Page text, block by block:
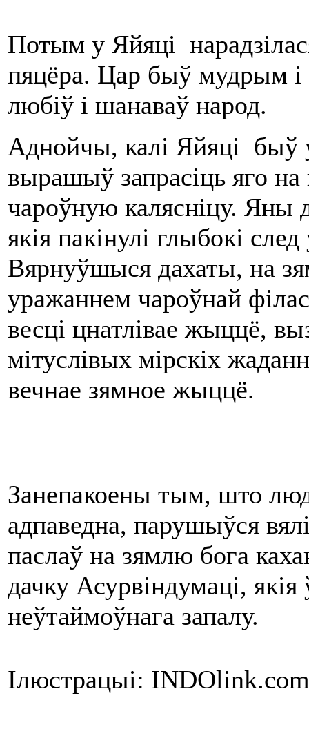
Потым у Яйяці
пяцёра. Цар быў мудрым і
любіў і шанаваў народ.
Аднойчы, калі Яйяці быў
вырашыў запрасіць яго на
чароўную калясніцу. Яны
якія пакінулі глыбокі
Вярнуўшыся дахаты, на
уражаннем чароўнай
весці цнатлівае жыццё,
мітуслівых мірскіх
вечнае зямное жыццё.
Занепакоены тым, што
адпаведна, парушыўся
паслаў на зямлю бога
дачку Асурвіндумаці,
неўтаймоўнага запалу.
Ілюстрацыі: